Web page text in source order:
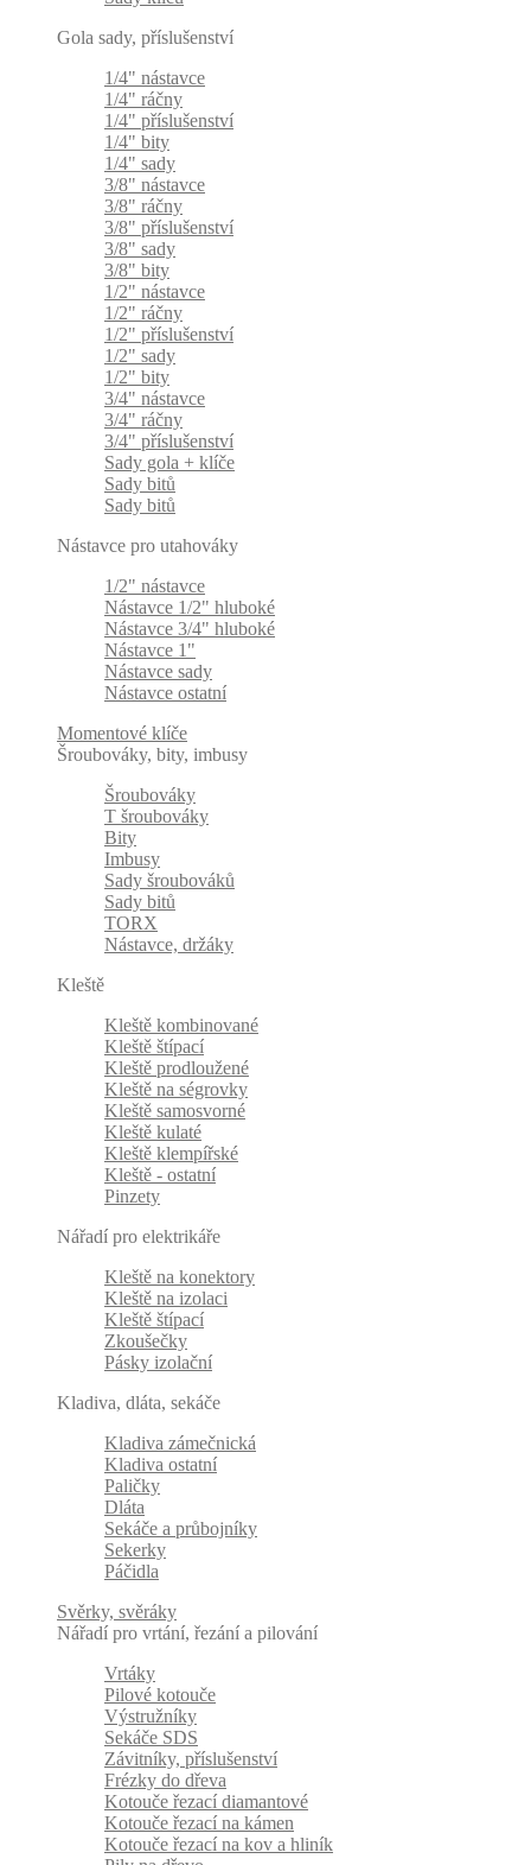
Gola sady, příslušenství
1/4" nástavce
1/4" ráčny
1/4" příslušenství
1/4" bity
1/4" sady
3/8" nástavce
3/8" ráčny
3/8" příslušenství
3/8" sady
3/8" bity
1/2" nástavce
1/2" ráčny
1/2" příslušenství
1/2" sady
1/2" bity
3/4" nástavce
3/4" ráčny
3/4" příslušenství
Sady gola + klíče
Sady bitů
Sady bitů
Nástavce pro utahováky
1/2" nástavce
Nástavce 1/2" hluboké
Nástavce 3/4" hluboké
Nástavce 1"
Nástavce sady
Nástavce ostatní
Momentové klíče
Šroubováky, bity, imbusy
Šroubováky
T šroubováky
Bity
Imbusy
Sady šroubováků
Sady bitů
TORX
Nástavce, držáky
Kleště
Kleště kombinované
Kleště štípací
Kleště prodloužené
Kleště na ségrovky
Kleště samosvorné
Kleště kulaté
Kleště klempířské
Kleště - ostatní
Pinzety
Nářadí pro elektrikáře
Kleště na konektory
Kleště na izolaci
Kleště štípací
Zkoušečky
Pásky izolační
Kladiva, dláta, sekáče
Kladiva zámečnická
Kladiva ostatní
Paličky
Dláta
Sekáče a průbojníky
Sekerky
Páčidla
Svěrky, svěráky
Nářadí pro vrtání, řezání a pilování
Vrtáky
Pilové kotouče
Výstružníky
Sekáče SDS
Závitníky, příslušenství
Frézky do dřeva
Kotouče řezací diamantové
Kotouče řezací na kámen
Kotouče řezací na kov a hliník